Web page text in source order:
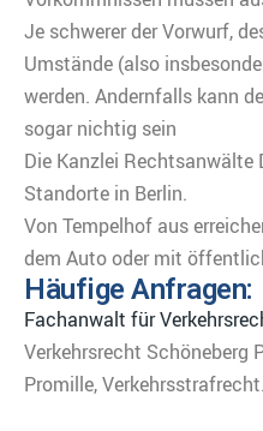
Je schwerer der Vorwurf,
Umstände (also
werden. Andernfalls kann
sogar nichtig sein
Die Kanzlei Rechtsanwälte
Standorte in Berlin.
Von Tempelhof aus
dem Auto oder mit
Häufige Anfragen:
Fachanwalt für
Verkehrsrecht Schöneberg
Promille, Verkehrsstrafrecht.